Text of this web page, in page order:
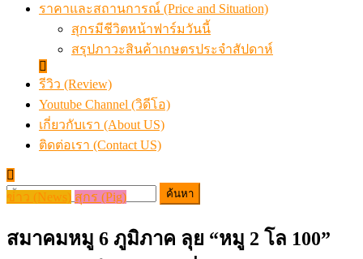
ราคาและสถานการณ์ (Price and Situation)
สุกรมีชีวิตหน้าฟาร์มวันนี้
สรุปภาวะสินค้าเกษตรประจำสัปดาห์
รีวิว (Review)
Youtube Channel (วิดีโอ)
เกี่ยวกับเรา (About US)
ติดต่อเรา (Contact US)
ค้นหา
ข่าว (News) สุกร (Pig)
สมาคมหมู 6 ภูมิภาค ลุย “หมู 2 โล 100”